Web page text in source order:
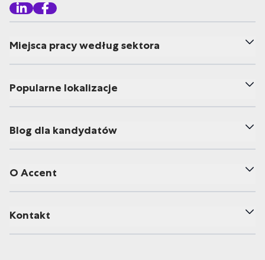
Miejsca pracy według sektora
Popularne lokalizacje
Blog dla kandydatów
O Accent
Kontakt